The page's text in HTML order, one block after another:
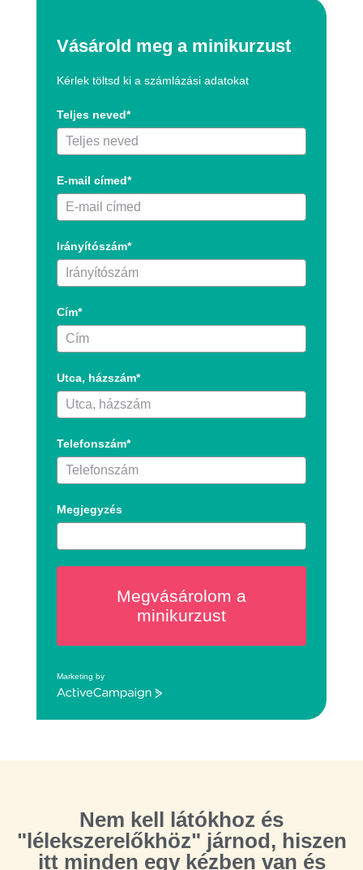
Vásárold meg a minikurzust
Kérlek töltsd ki a számlázási adatokat
Teljes neved*
E-mail címed*
Irányítószám*
Cím*
Utca, házszám*
Telefonszám*
Megjegyzés
Megvásárolom a
minikurzust
Marketing by
ActiveCampaign
Nem kell látókhoz és
"lélekszerelőkhöz" járnod, hiszen
itt minden egy kézben van és